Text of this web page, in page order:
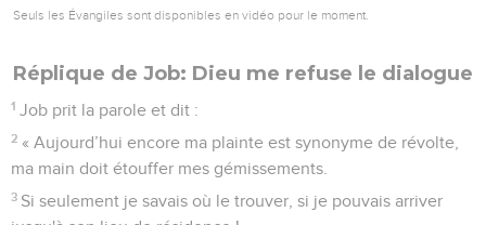
Seuls les Évangiles sont disponibles en vidéo pour le moment.
Réplique de Job: Dieu me refuse le dialogue
1 Job prit la parole et dit :
2 « Aujourd’hui encore ma plainte est synonyme de révolte,
ma main doit étouffer mes gémissements.
3 Si seulement je savais où le trouver, si je pouvais arriver